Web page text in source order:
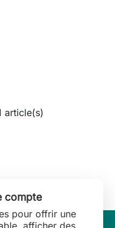
article(s)
compte
pour offrir une
afficher des